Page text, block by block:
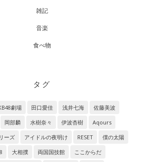
雑記
音楽
食べ物
タグ
劇場 田口愛佳 浅井七海
佐藤美波
岡部麟 水樹奈々 伊波杏樹
Aqours
ーズ
アイドルの夜明け RESET
僕の太陽
大相撲 両国国技館
ここからだ